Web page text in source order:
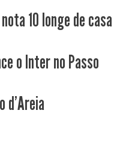
10 longe de casa
o Inter no Passo
d'Areia